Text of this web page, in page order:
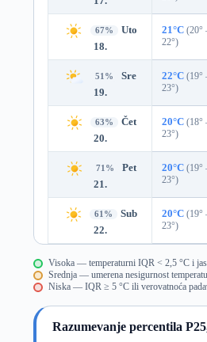
67%
Uto
18.
21°C (20°
22°)
51%
Sre
19.
22°C (19°
23°)
63%
Čet
20.
20°C (18°
23°)
71%
Pet
21.
20°C (19°
23°)
61%
Sub
22.
20°C (19°
23°)
Visoka — temperaturni IQR < 2,5 °C i
Srednja — umerena nesigurnost
Niska — IQR ≥ 5 °C ili verovatnoća
Razumevanje percentila